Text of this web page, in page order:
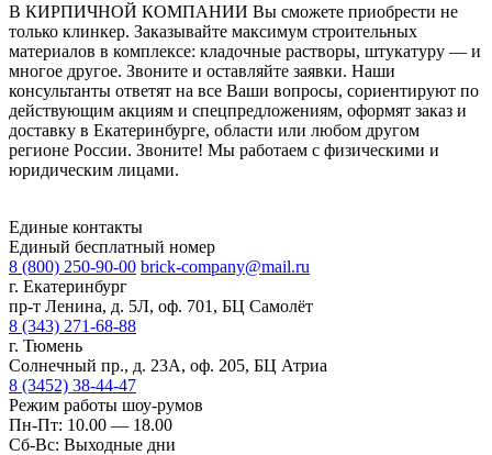
В КИРПИЧНОЙ КОМПАНИИ Вы сможете приобрести не
только клинкер. Заказывайте максимум строительных
материалов в комплексе: кладочные растворы, штукатуру — и
многое другое. Звоните и оставляйте заявки. Наши
консультанты ответят на все Ваши вопросы, сориентируют по
действующим акциям и спецпредложениям, оформят заказ и
доставку в Екатеринбурге, области или любом другом
регионе России. Звоните! Мы работаем с физическими и
юридическим лицами.
Единые контакты
Единый бесплатный номер
8 (800) 250-90-00 brick-company@mail.ru
г. Екатеринбург
пр-т Ленина, д. 5Л, оф. 701, БЦ Самолёт
8 (343) 271-68-88
г. Тюмень
Солнечный пр., д. 23А, оф. 205, БЦ Атриа
8 (3452) 38-44-47
Режим работы шоу-румов
Пн-Пт: 10.00 — 18.00
Сб-Вс: Выходные дни